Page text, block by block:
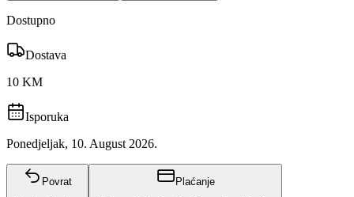
Dostupno
Dostava
10 KM
Isporuka
Ponedjeljak, 10. August 2026.
Povrat
Plaćanje